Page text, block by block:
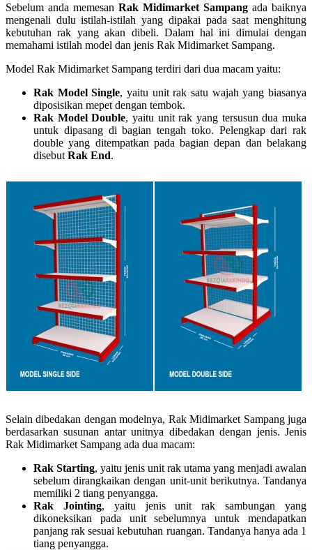
Sebelum anda memesan Rak Midimarket Sampang ada baiknya
mengenali dulu istilah-istilah yang dipakai pada saat menghitung
kebutuhan rak yang akan dibeli. Dalam hal ini dimulai dengan
memahami istilah model dan jenis Rak Midimarket Sampang.
Model Rak Midimarket Sampang terdiri dari dua macam yaitu:
Rak Model Single, yaitu unit rak satu wajah yang biasanya
diposisikan mepet dengan tembok.
Rak Model Double, yaitu unit rak yang tersusun dua muka
untuk dipasang di bagian tengah toko. Pelengkap dari rak
double yang ditempatkan pada bagian depan dan belakang
disebut Rak End.
Selain dibedakan dengan modelnya, Rak Midimarket Sampang juga
berdasarkan susunan antar unitnya dibedakan dengan jenis. Jenis
Rak Midimarket Sampang ada dua macam:
Rak Starting, yaitu jenis unit rak utama yang menjadi awalan
sebelum dirangkaikan dengan unit-unit berikutnya. Tandanya
memiliki 2 tiang penyangga.
Rak Jointing, yaitu jenis unit rak sambungan yang
dikoneksikan pada unit sebelumnya untuk mendapatkan
panjang rak sesuai kebutuhan ruangan. Tandanya hanya ada 1
tiang penyangga.